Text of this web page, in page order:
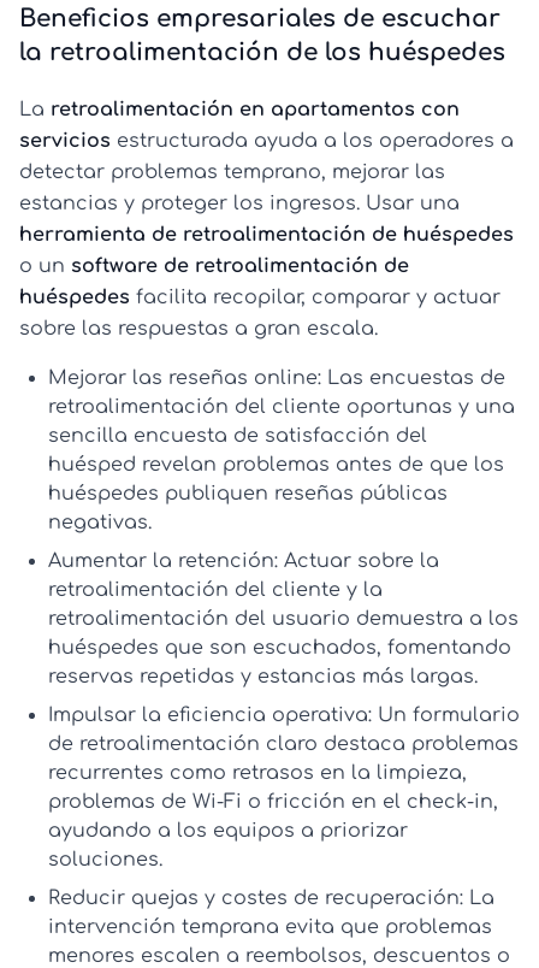
Beneficios empresariales de escuchar
la retroalimentación de los huéspedes
La retroalimentación en apartamentos con
servicios estructurada ayuda a los operadores a
detectar problemas temprano, mejorar las
estancias y proteger los ingresos. Usar una
herramienta de retroalimentación de huéspedes
o un software de retroalimentación de
huéspedes facilita recopilar, comparar y actuar
sobre las respuestas a gran escala.
Mejorar las reseñas online: Las encuestas de
retroalimentación del cliente oportunas y una
sencilla encuesta de satisfacción del
huésped revelan problemas antes de que los
huéspedes publiquen reseñas públicas
negativas.
Aumentar la retención: Actuar sobre la
retroalimentación del cliente y la
retroalimentación del usuario demuestra a los
huéspedes que son escuchados, fomentando
reservas repetidas y estancias más largas.
Impulsar la eficiencia operativa: Un formulario
de retroalimentación claro destaca problemas
recurrentes como retrasos en la limpieza,
problemas de Wi‑Fi o fricción en el check-in,
ayudando a los equipos a priorizar
soluciones.
Reducir quejas y costes de recuperación: La
intervención temprana evita que problemas
menores escalen a reembolsos, descuentos o